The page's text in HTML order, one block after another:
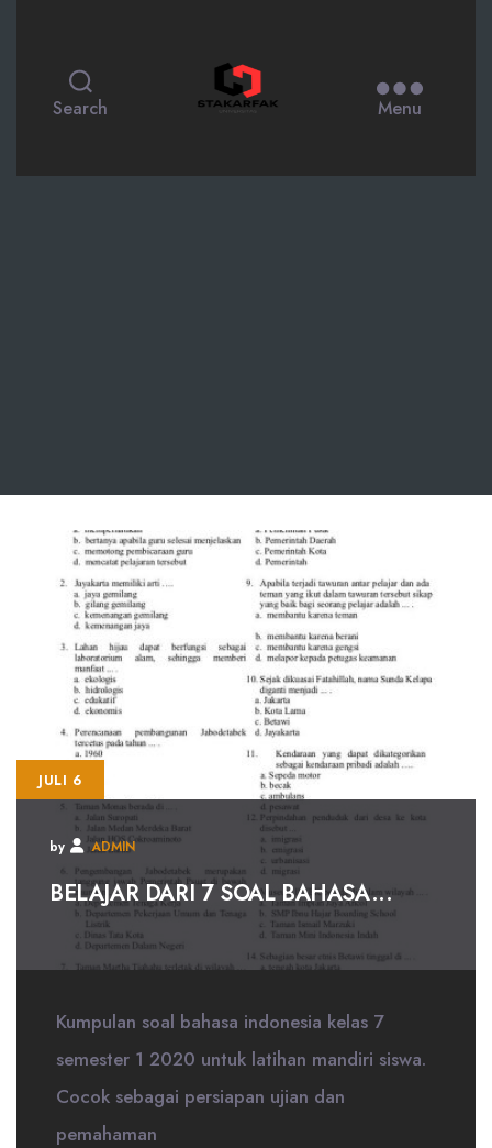
Search Menu
JULI 6
by ADMIN
BELAJAR DARI 7 SOAL BAHASA...
Kumpulan soal bahasa indonesia kelas 7
semester 1 2020 untuk latihan mandiri siswa.
Cocok sebagai persiapan ujian dan
pemahaman